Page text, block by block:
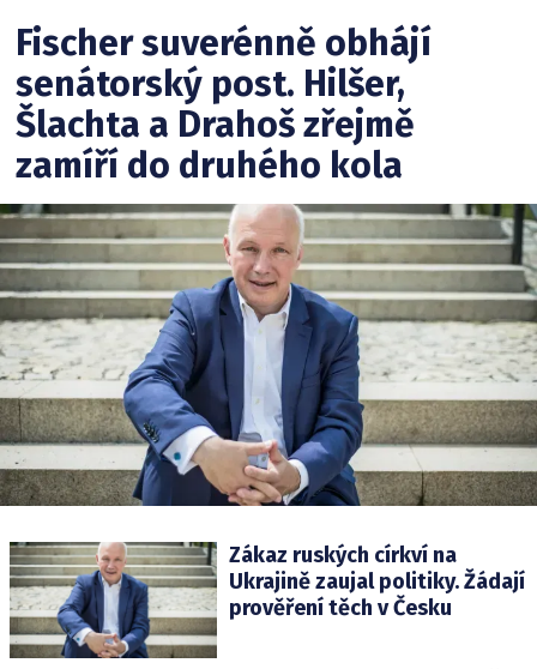
Fischer suverénně obhájí
senátorský post. Hilšer,
Šlachta a Drahoš zřejmě
zamíří do druhého kola
Zákaz ruských církví na
Ukrajině zaujal politiky. Žádají
prověření těch v Česku